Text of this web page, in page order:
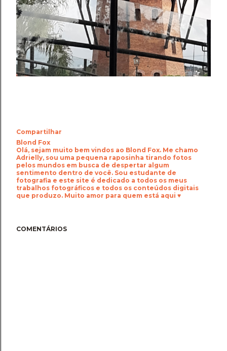
Compartilhar
Blond Fox
Olá, sejam muito bem vindos ao Blond Fox. Me chamo
Adrielly, sou uma pequena raposinha tirando fotos
pelos mundos em busca de despertar algum
sentimento dentro de você. Sou estudante de
fotografia e este site é dedicado a todos os meus
trabalhos fotográficos e todos os conteúdos digitais
que produzo. Muito amor para quem está aqui ♥
COMENTÁRIOS